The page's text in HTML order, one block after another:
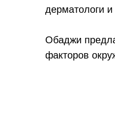
дерматологи
Обаджи
факторов